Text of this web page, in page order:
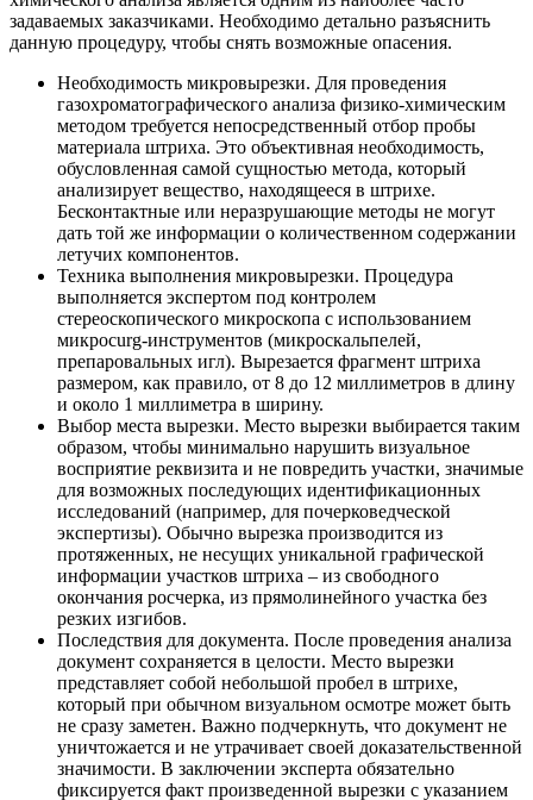
задаваемых заказчиками. Необходимо детально разъяснить
данную процедуру, чтобы снять возможные опасения.
Необходимость микровырезки. Для проведения
газохроматографического анализа физико-химическим
методом требуется непосредственный отбор пробы
материала штриха. Это объективная необходимость,
обусловленная самой сущностью метода, который
анализирует вещество, находящееся в штрихе.
Бесконтактные или неразрушающие методы не могут
дать той же информации о количественном содержании
летучих компонентов.
Техника выполнения микровырезки. Процедура
выполняется экспертом под контролем
стереоскопического микроскопа с использованием
микросurg-инструментов (микроскальпелей,
препаровальных игл). Вырезается фрагмент штриха
размером, как правило, от 8 до 12 миллиметров в длину
и около 1 миллиметра в ширину.
Выбор места вырезки. Место вырезки выбирается таким
образом, чтобы минимально нарушить визуальное
восприятие реквизита и не повредить участки, значимые
для возможных последующих идентификационных
исследований (например, для почерковедческой
экспертизы). Обычно вырезка производится из
протяженных, не несущих уникальной графической
информации участков штриха – из свободного
окончания росчерка, из прямолинейного участка без
резких изгибов.
Последствия для документа. После проведения анализа
документ сохраняется в целости. Место вырезки
представляет собой небольшой пробел в штрихе,
который при обычном визуальном осмотре может быть
не сразу заметен. Важно подчеркнуть, что документ не
уничтожается и не утрачивает своей доказательственной
значимости. В заключении эксперта обязательно
фиксируется факт произведенной вырезки с указанием